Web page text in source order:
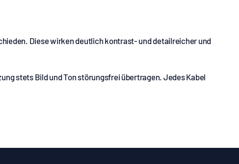
Diese wirken deutlich kontrast- und detailreicher und
stets Bild und Ton störungsfrei übertragen. Jedes Kabel